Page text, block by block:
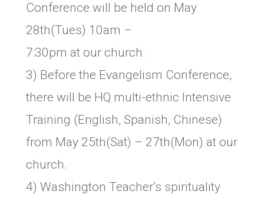
Conference will be held on May
28th(Tues) 10am –
7:30pm at our church.
3) Before the Evangelism Conference,
there will be HQ multi-ethnic Intensive
Training (English, Spanish, Chinese)
from May 25th(Sat) – 27th(Mon) at our
church.
4) Washington Teacher’s spirituality